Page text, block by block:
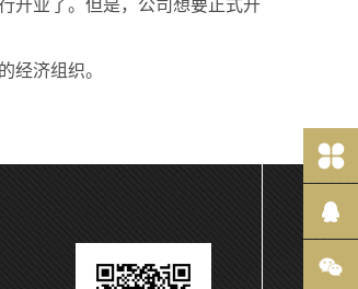
开业了。但是，公司想要正式开
经济组织。